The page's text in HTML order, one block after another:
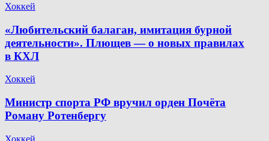
Хоккей
«Любительский балаган, имитация бурной
деятельности». Плющев — о новых правилах
в КХЛ
Хоккей
Министр спорта РФ вручил орден Почёта
Роману Ротенбергу
Хоккей